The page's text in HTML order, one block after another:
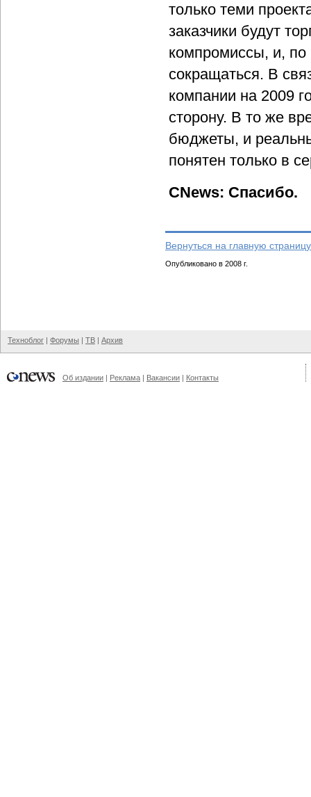
только теми
заказчики будут
компромиссы, и, по
сокращаться. В
компании на 2009
сторону. В то же
бюджеты, и
понятен только в
CNews: Спасибо.
Вернуться на главную
Опубликовано в 2008 г.
Техноблог | Форумы | ТВ | Архив
Об издании | Реклама | Вакансии | Контакты